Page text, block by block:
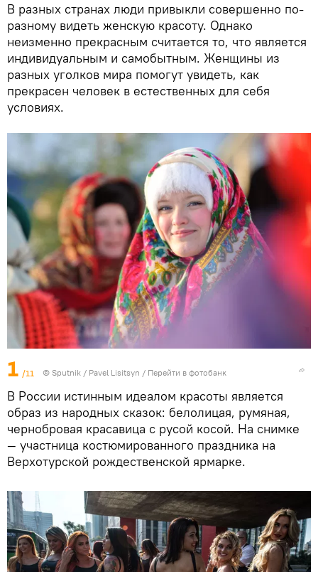
В разных странах люди привыкли совершенно по-
разному видеть женскую красоту. Однако
неизменно прекрасным считается то, что является
индивидуальным и самобытным. Женщины из
разных уголков мира помогут увидеть, как
прекрасен человек в естественных для себя
условиях.
1 /11 © Sputnik / Pavel Lisitsyn / Перейти в фотобанк
В России истинным идеалом красоты является
образ из народных сказок: белолицая, румяная,
чернобровая красавица с русой косой. На снимке
— участница костюмированного праздника на
Верхотурской рождественской ярмарке.